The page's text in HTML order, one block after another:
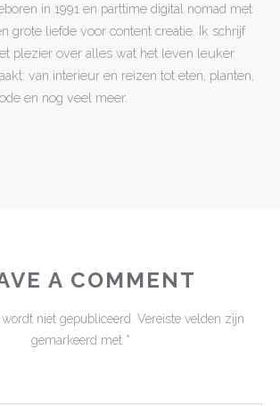
in 1991 en parttime digital nomad met
grote liefde voor content creatie. Ik schrijf
plezier over alles wat het leven leuker
van interieur en reizen tot eten, planten,
en nog veel meer.
A COMMENT
niet gepubliceerd. Vereiste velden zijn
gemarkeerd met *